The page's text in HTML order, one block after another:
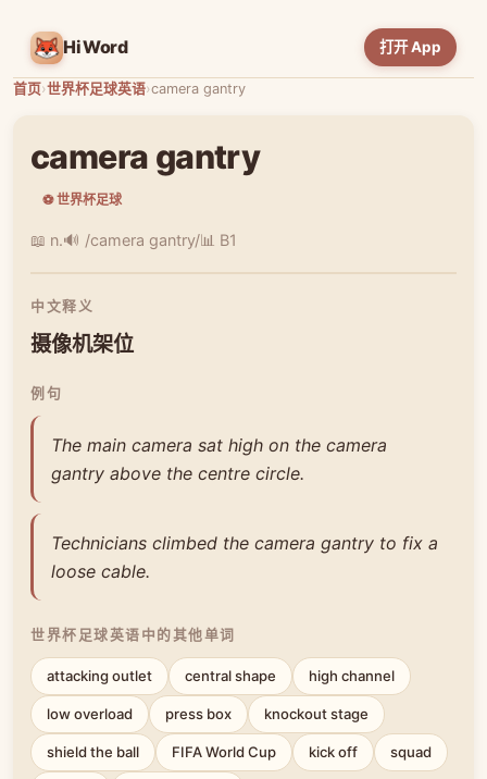
HiWord 打开 App
首页›世界杯足球英语›camera gantry
camera gantry
⚽ 世界杯足球
📖 n.🔊 /camera gantry/📊 B1
中文释义
摄像机架位
例句
The main camera sat high on the camera
gantry above the centre circle.
Technicians climbed the camera gantry to fix a
loose cable.
世界杯足球英语中的其他单词
attacking outlet central shape high channel
low overload press box knockout stage
shield the ball FIFA World Cup kick off squad